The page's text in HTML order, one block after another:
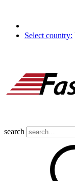
Select country:
search